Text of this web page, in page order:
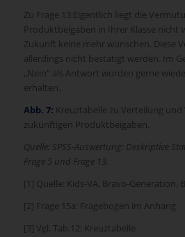
Zu Frage 13:Eigentlich liegt die
Produktbeigaben in Ihrer Klasse nicht
Zukunft keine mehr wünschen. Diese
allerdings nicht bestätigt werden. Im
„Nein“ als Antwort würden gerne
erhalten.
Abb. 7: Kreuztabelle zu Verteilung und
zukünftigen Produktbeigaben.
Quelle: SPSS-Auswertung: Deskriptive
Frage 5 und Frage 13.
[1] Quelle: Kids-VA, Bravo-Generation,
[2] Frage 15a: Fragebogen im Anhang
[3] Vgl. Tab.12: Kreuztabelle